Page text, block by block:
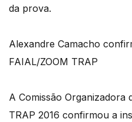
da prova.
Alexandre Camacho
FAIAL/ZOOM TRAP
A Comissão Organizadora
TRAP 2016 confirmou a